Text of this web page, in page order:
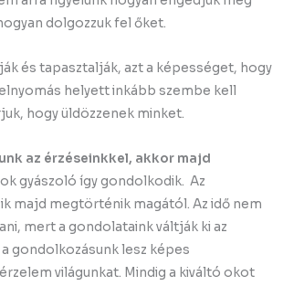
dolgozzuk fel őket.
és tapasztalják, azt a képességet, hogy
helyett inkább szembe kell
hogy üldözzenek minket.
az érzéseinkkel, akkor majd
gyászoló így gondolkodik. Az
majd megtörténik magától. Az idő nem
mert a gondolataink váltják ki az
gondolkozásunk lesz képes
világunkat. Mindig a kiváltó okot